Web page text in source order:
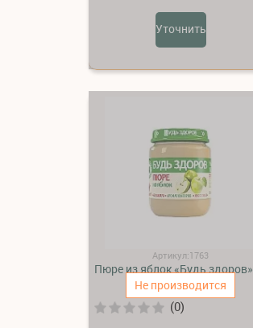
Уточнить
Не производится
Артикул:1763
Пюре из яблок «Будь здоров»
(0)